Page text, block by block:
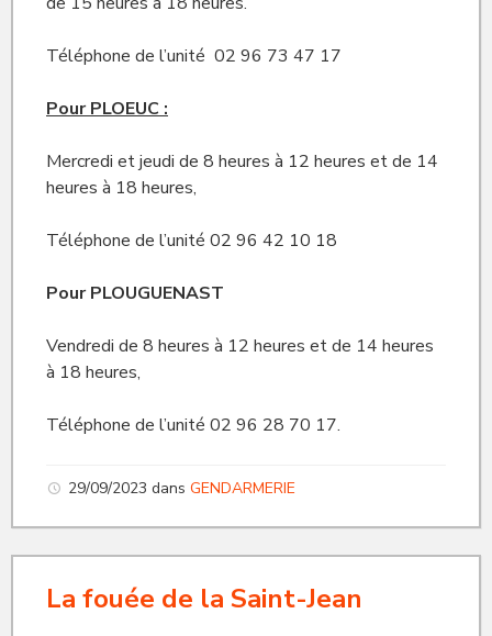
Téléphone de l’unité 02 96 73 47 17
Pour PLOEUC :
Mercredi et jeudi de 8 heures à 12 heures et de 14
heures à 18 heures,
Téléphone de l’unité 02 96 42 10 18
Pour PLOUGUENAST
Vendredi de 8 heures à 12 heures et de 14 heures
à 18 heures,
Téléphone de l’unité 02 96 28 70 17.
29/09/2023 dans GENDARMERIE
La fouée de la Saint-Jean